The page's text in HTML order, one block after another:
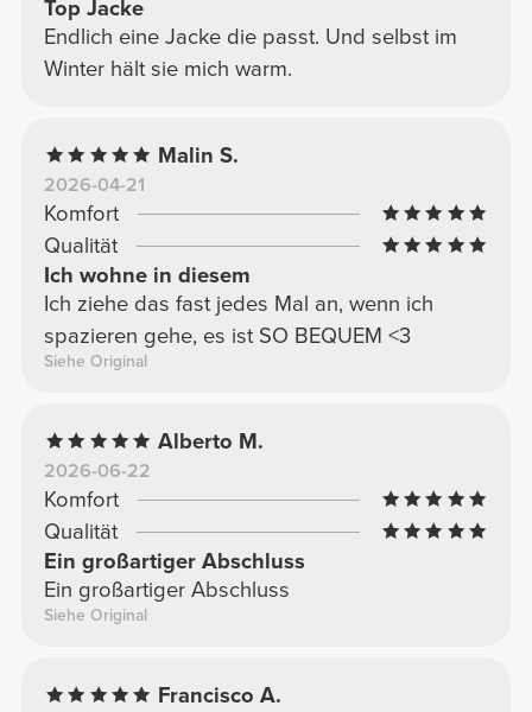
Top Jacke
Endlich eine Jacke die passt. Und selbst im
Winter hält sie mich warm.
Malin S.
2026-04-21
Komfort
Qualität
Ich wohne in diesem
Ich ziehe das fast jedes Mal an, wenn ich
spazieren gehe, es ist SO BEQUEM <3
Siehe Original
Alberto M.
2026-06-22
Komfort
Qualität
Ein großartiger Abschluss
Ein großartiger Abschluss
Siehe Original
Francisco A.